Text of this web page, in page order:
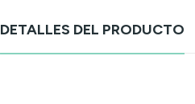
DETALLES DEL PRODUCTO